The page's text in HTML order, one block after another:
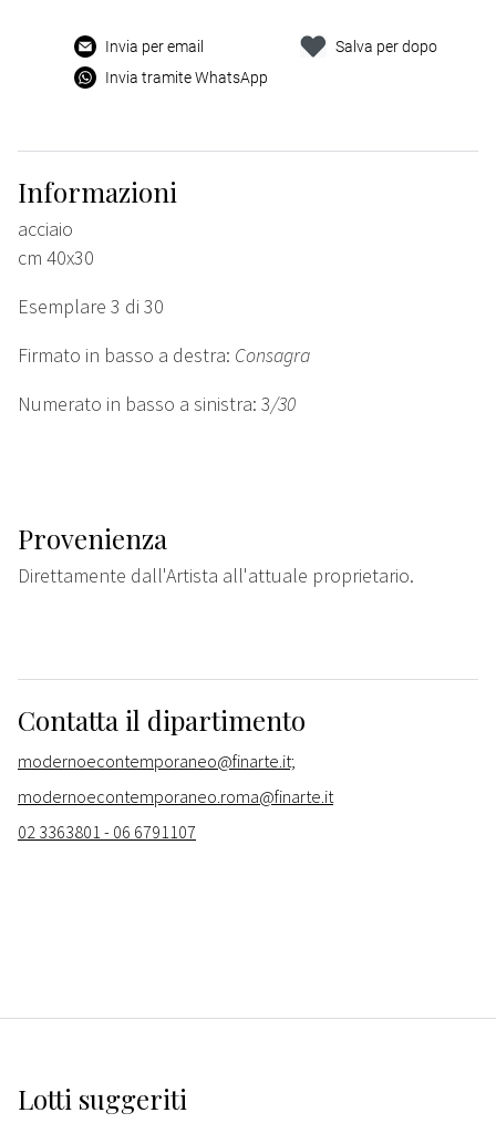
Invia per email
Invia tramite WhatsApp
Salva per dopo
Informazioni
acciaio
cm 40x30
Esemplare 3 di 30
Firmato in basso a destra: Consagra
Numerato in basso a sinistra: 3/30
Provenienza
Direttamente dall'Artista all'attuale proprietario.
Contatta il dipartimento
modernoecontemporaneo@finarte.it;
modernoecontemporaneo.roma@finarte.it
02 3363801 - 06 6791107
Lotti suggeriti